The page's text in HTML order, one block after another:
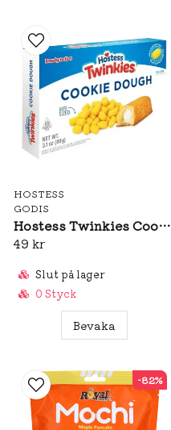
HOSTESS
GODIS
Hostess Twinkies Cookie Dough 88g
49 kr
Slut på lager
0 Styck
Bevaka
-82%